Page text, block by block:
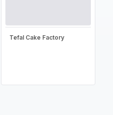
Tefal Cake Factory